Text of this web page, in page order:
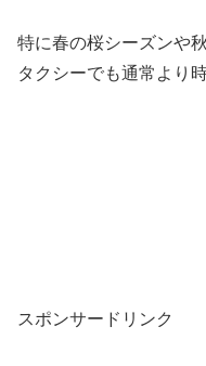
特に春の桜シーズンや
タクシーでも通常より
スポンサードリンク